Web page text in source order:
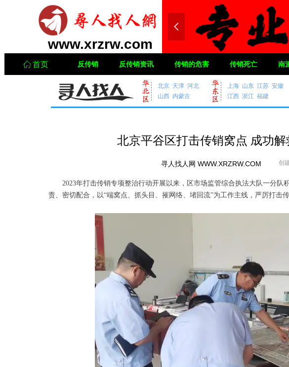
反传销 反传销资讯 传销的危害 传销死亡 南
ꀇ首页
넳
www.xrzrw.com
北京 天津 河北
山西 内蒙古
上海 山东 江苏 安徽
江西 浙江 福建
北京平谷区打击传销窝点 成功
2023年打击传销专项整治行动开展以来，区市场监管综合执法大队一分队
责、密切配合，以“端窝点、抓头目、摧网络、堵回流”为工作主线，严厉打击
创
寻人找人网 WWW.XRZRW.COM